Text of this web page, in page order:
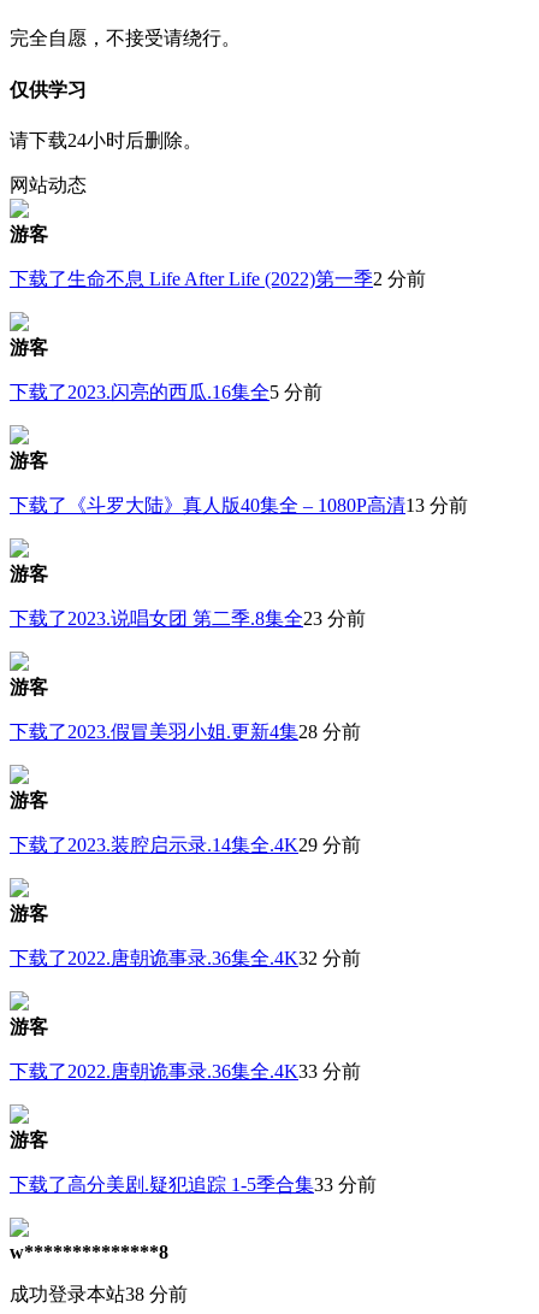
完全自愿，不接受请绕行。
仅供学习
请下载24小时后删除。
网站动态
游客
下载了生命不息 Life After Life (2022)第一季2 分前
游客
下载了2023.闪亮的西瓜.16集全5 分前
游客
下载了《斗罗大陆》真人版40集全 – 1080P高清13 分前
游客
下载了2023.说唱女团 第二季.8集全23 分前
游客
下载了2023.假冒美羽小姐.更新4集28 分前
游客
下载了2023.装腔启示录.14集全.4K29 分前
游客
下载了2022.唐朝诡事录.36集全.4K32 分前
游客
下载了2022.唐朝诡事录.36集全.4K33 分前
游客
下载了高分美剧.疑犯追踪 1-5季合集33 分前
w**************8
成功登录本站38 分前